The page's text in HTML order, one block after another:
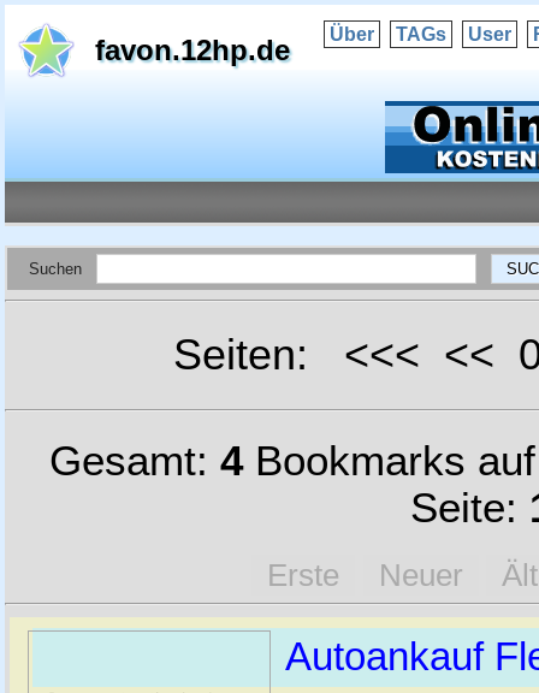
favon.12hp.de Über TAGs User
Suchen
Seiten: <<< <<
Gesamt: 4Bookmarks
Seite:
Erste Neuer
Autoankauf